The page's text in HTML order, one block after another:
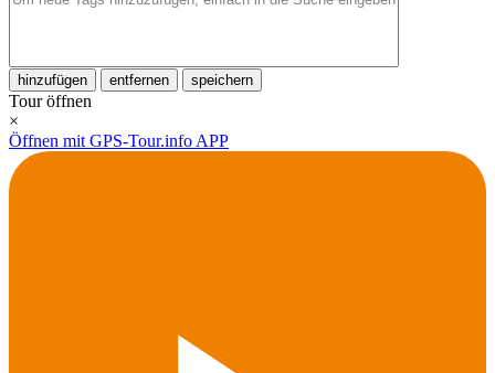
hinzufügen entfernen speichern
Tour öffnen
×
Öffnen mit GPS-Tour.info APP